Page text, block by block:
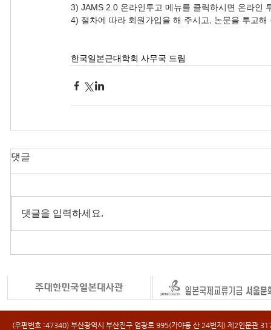
3) JAMS 2.0 온라인투고 메뉴를 클릭하시면 온라인
4) 절차에 따라 회원가입을 해 주시고, 논문을 투고해
한국일본근대학회 사무국 드림
댓글
댓글을 입력하세요.
(우편번호 :47340) 부산광역시 부산진구 엄광로 995(가야동 산 24번지) 제2인문